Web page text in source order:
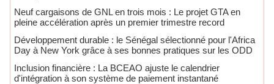
Neuf cargaisons de GNL en trois mois : Le projet GTA en
pleine accélération après un premier trimestre record
Développement durable : le Sénégal sélectionné pour l'Africa
Day à New York grâce à ses bonnes pratiques sur les ODD
​Inclusion financière : La BCEAO ajuste le calendrier
d'intégration à son système de paiement instantané